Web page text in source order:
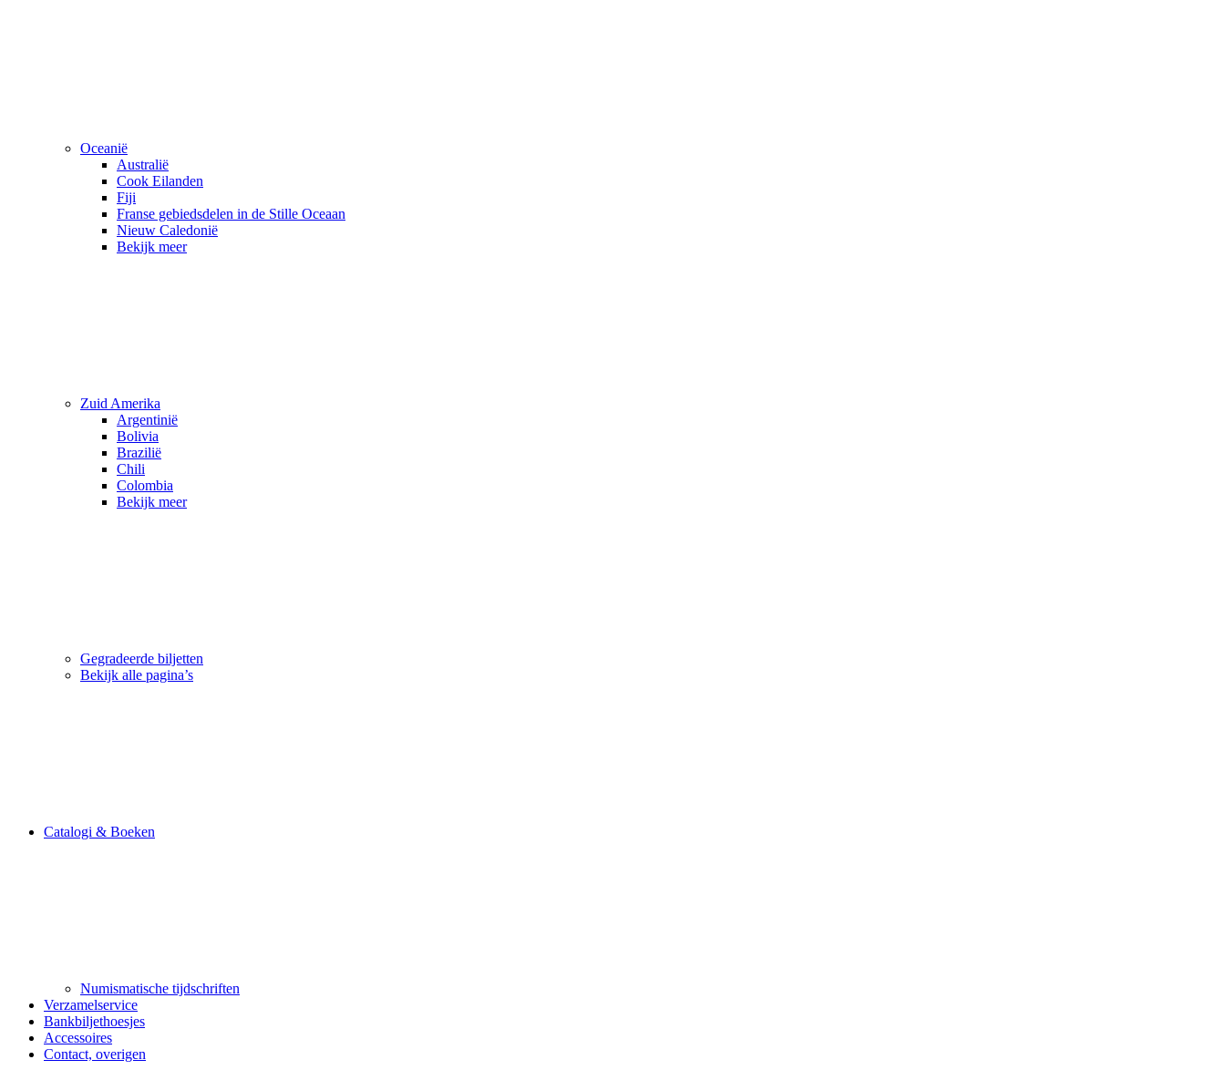
Oceanië
Australië
Cook Eilanden
Fiji
Franse gebiedsdelen in de Stille Oceaan
Nieuw Caledonië
Bekijk meer
Zuid Amerika
Argentinië
Bolivia
Brazilië
Chili
Colombia
Bekijk meer
Gegradeerde biljetten
Bekijk alle pagina’s
Catalogi & Boeken
Numismatische tijdschriften
Verzamelservice
Bankbiljethoesjes
Accessoires
Contact, overigen